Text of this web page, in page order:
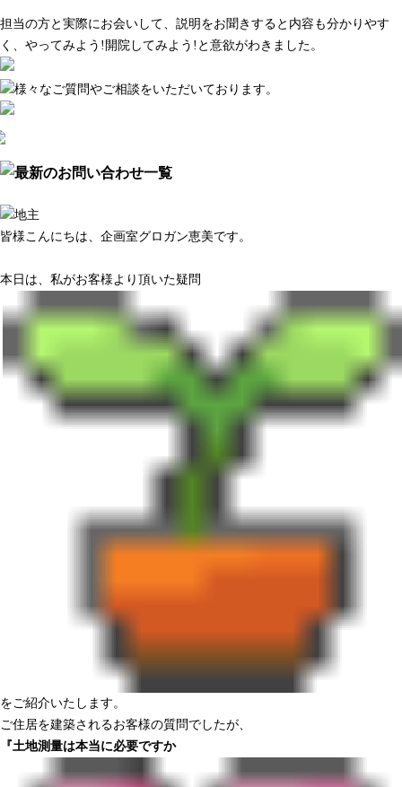
担当の方と実際にお会いして、説明をお聞きすると内容も分かりやす
く、やってみよう!開院してみよう!と意欲がわきました。
皆様こんにちは、企画室グロガン恵美です。
本日は、私がお客様より頂いた疑問
をご紹介いたします。
ご住居を建築されるお客様の質問でしたが、
『土地測量は本当に必要ですか